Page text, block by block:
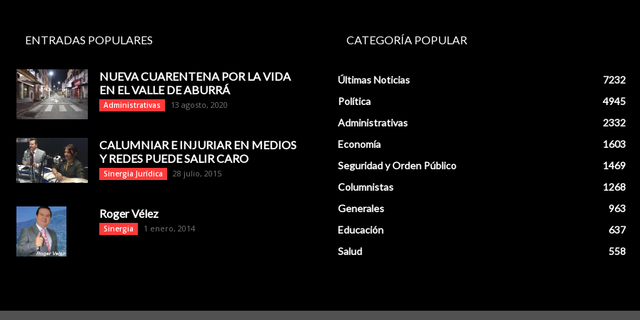
ENTRADAS POPULARES
NUEVA CUARENTENA POR LA VIDA
EN EL VALLE DE ABURRÁ
Administrativas 13 agosto, 2020
CALUMNIAR E INJURIAR EN MEDIOS
Y REDES PUEDE SALIR CARO
Sinergia Jurídica 28 julio, 2015
Roger Vélez
Sinergia 1 enero, 2014
CATEGORÍA POPULAR
Últimas Noticias
7232
Política
4945
Administrativas
2332
Economía
1603
Seguridad y Orden Público
1469
Columnistas
1268
Generales
963
Educación
637
Salud
558